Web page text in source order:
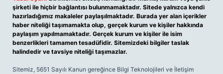
şirketi ile hiçbir bağlantısı bulunmamaktadır. Sitede yalnızca kendi
hazırladığımız makaleler paylaşılmaktadır. Burada yer alan içerikler
haber niteliği taşımamakta olup, gerçek kurum ve kişiler hakkında
paylaşım yapılmamaktadır. Gerçek kurum ve kişiler ile isim
benzerlikleri tamamen tesadüfidir. Sitemizdeki bilgiler taslak
halindedir ve tavsiye niteliği taşımazlar.
Sitemiz, 5651 Sayılı Kanun gereğince Bilgi Teknolojileri ve İletişim